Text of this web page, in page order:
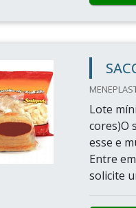
Lote
cores)O
esse e
Entre
solicite